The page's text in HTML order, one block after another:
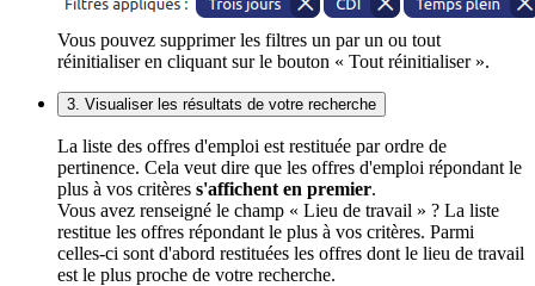
Vous pouvez supprimer les filtres un par un ou tout
réinitialiser en cliquant sur le bouton « Tout réinitialiser ».
3. Visualiser les résultats de votre recherche
La liste des offres d'emploi est restituée par ordre de
pertinence. Cela veut dire que les offres d'emploi répondant le
plus à vos critères s'affichent en premier.
Vous avez renseigné le champ « Lieu de travail » ? La liste
restitue les offres répondant le plus à vos critères. Parmi
celles-ci sont d'abord restituées les offres dont le lieu de travail
est le plus proche de votre recherche.